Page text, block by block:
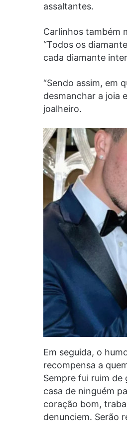
assaltantes.
Carlinhos também
“Todos os
cada diamante
“Sendo assim, em
desmanchar a joia
joalheiro.
Em seguida, o
recompensa a
Sempre fui ruim
casa de ninguém
coração bom,
denunciem. Serão